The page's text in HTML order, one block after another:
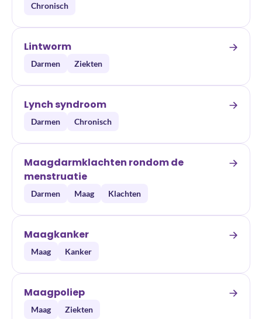
Chronisch
Lintworm
Darmen Ziekten
Lynch syndroom
Darmen Chronisch
Maagdarmklachten rondom de
menstruatie
Darmen Maag Klachten
Maagkanker
Maag Kanker
Maagpoliep
Maag Ziekten